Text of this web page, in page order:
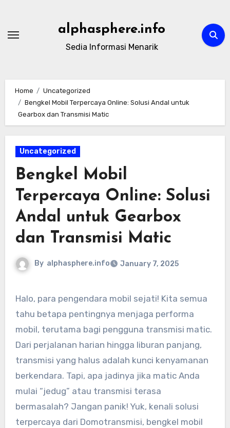
content
alphasphere.info
Sedia Informasi Menarik
Home
Uncategorized
Bengkel Mobil Terpercaya Online: Solusi Andal untuk
Gearbox dan Transmisi Matic
Uncategorized
Bengkel Mobil
Terpercaya Online: Solusi
Andal untuk Gearbox
dan Transmisi Matic
By alphasphere.info January 7, 2025
Halo, para pengendara mobil sejati! Kita semua
tahu betapa pentingnya menjaga performa
mobil, terutama bagi pengguna transmisi matic.
Dari perjalanan harian hingga liburan panjang,
transmisi yang halus adalah kunci kenyamanan
berkendara. Tapi, apa jadinya jika matic Anda
mulai “jedug” atau transmisi terasa
bermasalah? Jangan panik! Yuk, kenali solusi
terpercaya dari Domotransmisi, bengkel mobil